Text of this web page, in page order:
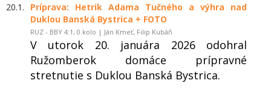
20.1.
Príprava: Hetrik Adama Tučného a výhra nad
Duklou Banská Bystrica + FOTO
RUZ - BBY 4:1, 0.kolo | Ján Kmeť, Filip Kubáň
V utorok 20. januára 2026 odohral
Ružomberok domáce prípravné
stretnutie s Duklou Banská Bystrica.